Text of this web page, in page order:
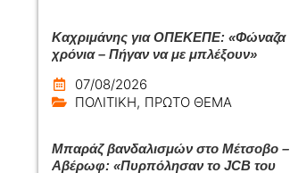
Καχριμάνης για ΟΠΕΚΕΠΕ: «Φώναζα
χρόνια – Πήγαν να με μπλέξουν»
07/08/2026
ΠΟΛΙΤΙΚΗ, ΠΡΩΤΟ ΘΕΜΑ
Μπαράζ βανδαλισμών στο Μέτσοβο –
Αβέρωφ: «Πυρπόλησαν το JCB του